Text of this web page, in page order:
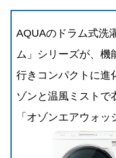
AQUAのドラム式洗
ム」シリーズが、機
行きコンパクトに進
ゾンと温風ミストで
「オゾンエアウォッ